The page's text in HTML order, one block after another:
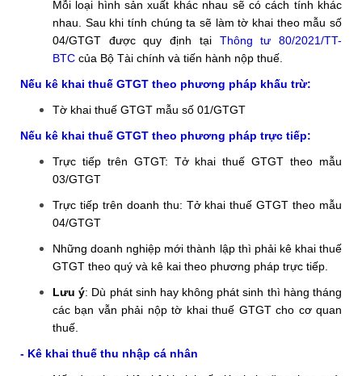
Mỗi loại hình sản xuất khác nhau sẽ có cách tính khác
nhau. Sau khi tính chúng ta sẽ làm tờ khai theo mẫu số
04/GTGT được quy định tại Thông tư 80/2021/TT-
BTC của Bộ Tài chính và tiến hành nộp thuế.
Nếu kê khai thuế GTGT theo phương pháp khấu trừ:
Tờ khai thuế GTGT mẫu số 01/GTGT
Nếu kê khai thuế GTGT theo phương pháp trực tiếp:
Trực tiếp trên GTGT: Tở khai thuế GTGT theo mẫu
03/GTGT
Trực tiếp trên doanh thu: Tở khai thuế GTGT theo mẫu
04/GTGT
Những doanh nghiệp mới thành lập thì phải kê khai thuế
GTGT theo quý và kê kai theo phương pháp trực tiếp.
Lưu ý: Dù phát sinh hay không phát sinh thì hàng tháng
các bạn vẫn phải nộp tờ khai thuế GTGT cho cơ quan
thuế.
- Kê khai thuế thu nhập cá nhân